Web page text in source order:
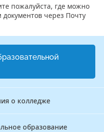
пожалуйста, где можно
через Почту
о колледже
образование